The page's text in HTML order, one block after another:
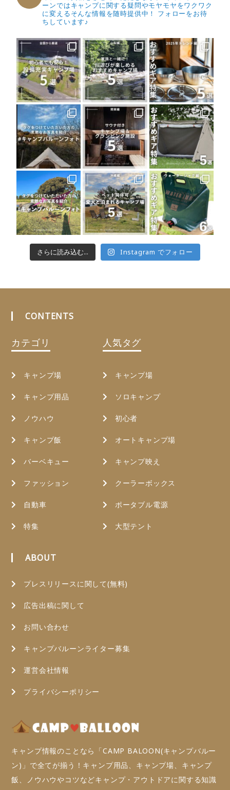
ーンではキャンプに関する疑問やモヤモヤをワクワク
に変えるそんな情報を随時提供中！
フォローをお待
ちしています♪
さらに読み込む... Instagram でフォロー
CONTENTS
カテゴリ
キャンプ場
キャンプ用品
ノウハウ
キャンプ飯
バーベキュー
ファッション
自動車
特集
人気タグ
キャンプ場
ソロキャンプ
初心者
オートキャンプ場
キャンプ映え
クーラーボックス
ポータブル電源
大型テント
ABOUT
プレスリリースに関して(無料)
広告出稿に関して
お問い合わせ
キャンプバルーンライター募集
運営会社情報
プライバシーポリシー
キャンプ情報のことなら「CAMP BALOON(キャンプバルー
ン)」で全てが揃う！キャンプ用品、キャンプ場、キャンプ
飯、ノウハウやコツなどキャンプ・アウトドアに関する知識